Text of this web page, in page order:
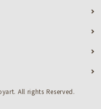
All rights Reserved.